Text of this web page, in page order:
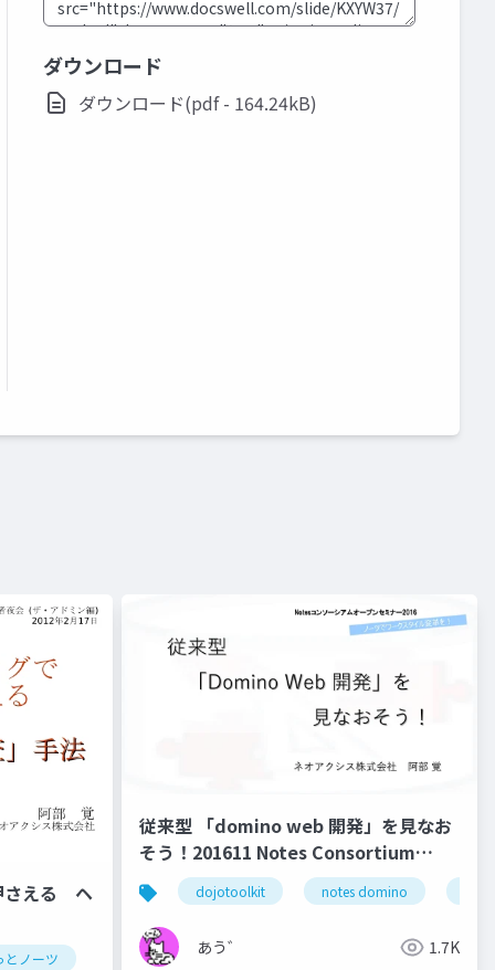
ダウンロード
ダウンロード(pdf - 164.24kB)
notes replication database
ずっとノーツ hcl digital solutions hcl technologies
さえる ヘ
とノーツ テクてく hcl
従来型 「domino web 開発」を見なお
そう！201611 Notes Consortium
Open Seminar 公開版
dojotoolkit notes domino
あう゛ 1.7K